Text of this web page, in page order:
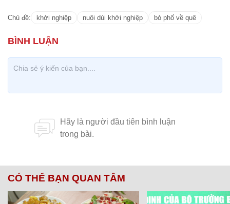
Chủ đề: khởi nghiệp nuôi dúi khởi nghiệp bỏ phố về quê
CÓ THỂ BẠN QUAN TÂM